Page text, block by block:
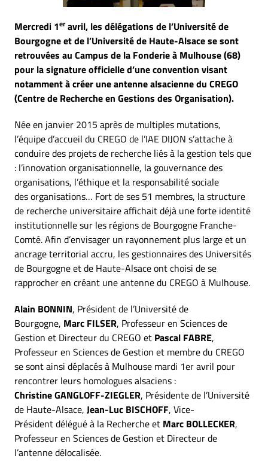
Mercredi 1eravril, les délégations de l’Université de
Bourgogne et de l’Université de Haute-Alsace se sont
retrouvées au Campus de la Fonderie à Mulhouse (68)
pour la signature officielle d’une convention visant
notamment à créer une antenne alsacienne du CREGO
(Centre de Recherche en Gestions des Organisation).
Née en janvier 2015 après de multiples mutations,
l’équipe d’accueil du CREGO de l’IAE DIJON s’attache à
conduire des projets de recherche liés à la gestion tels que
: l’innovation organisationnelle, la gouvernance des
organisations, l’éthique et la responsabilité sociale
des organisations… Fort de ses 51 membres, la structure
de recherche universitaire affichait déjà une forte identité
institutionnelle sur les régions de Bourgogne Franche-
Comté. Afin d’envisager un rayonnement plus large et un
ancrage territorial accru, les gestionnaires des Universités
de Bourgogne et de Haute-Alsace ont choisi de se
rapprocher en créant une antenne du CREGO à Mulhouse.
Alain BONNIN, Président de l’Université de
Bourgogne, Marc FILSER, Professeur en Sciences de
Gestion et Directeur du CREGO et Pascal FABRE,
Professeur en Sciences de Gestion et membre du CREGO
se sont ainsi déplacés à Mulhouse mardi 1er avril pour
rencontrer leurs homologues alsaciens :
Christine GANGLOFF-ZIEGLER, Présidente de l’Université
de Haute-Alsace, Jean-Luc BISCHOFF, Vice-
Président délégué à la Recherche et Marc BOLLECKER,
Professeur en Sciences de Gestion et Directeur de
l’antenne délocalisée.